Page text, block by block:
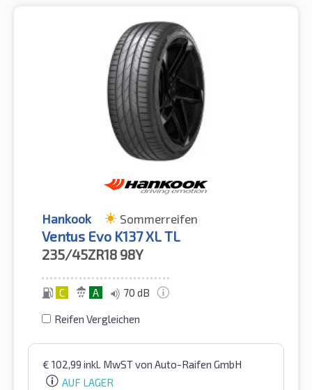
Hankook Sommerreifen
Ventus Evo K137 XL TL
235/45ZR18 98Y
C A 70 dB
Reifen Vergleichen
€ 102,99 inkl. MwSTvon Auto-Raifen GmbH
AUF LAGER